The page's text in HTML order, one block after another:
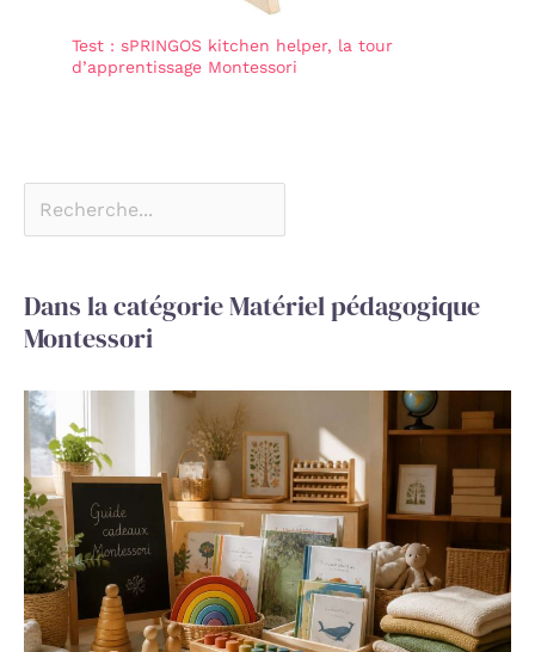
Test : sPRINGOS kitchen helper, la tour
d’apprentissage Montessori
Dans la catégorie Matériel pédagogique
Montessori